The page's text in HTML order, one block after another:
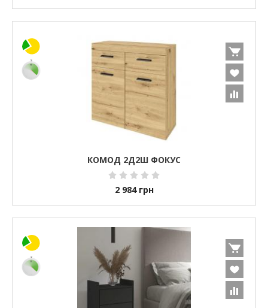
КОМОД 2Д2Ш ФОКУС
2 984 грн